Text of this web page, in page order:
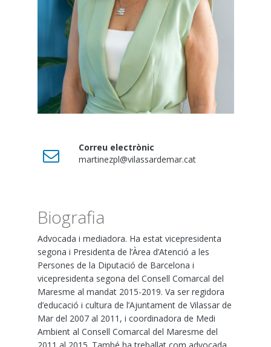
Correu electrònic
martinezpl@vilassardemar.cat
Biografia
Advocada i mediadora. Ha estat vicepresidenta
segona i Presidenta de l’Àrea d’Atenció a les
Persones de la Diputació de Barcelona i
vicepresidenta segona del Consell Comarcal del
Maresme al mandat 2015-2019. Va ser regidora
d’educació i cultura de l’Ajuntament de Vilassar de
Mar del 2007 al 2011, i coordinadora de Medi
Ambient al Consell Comarcal del Maresme del